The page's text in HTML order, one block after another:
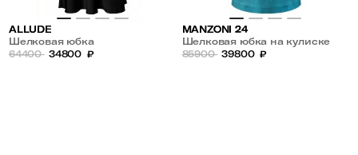
ALLUDE
Шелковая юбка
64400 34800 ₽
MANZONI 24
Шелковая юбка на кулиске
85900 39800 ₽